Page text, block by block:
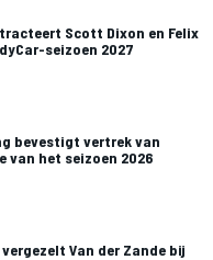
Scott Dixon en Felix
seizoen 2027
bevestigt vertrek van
van het seizoen 2026
Van der Zande bij